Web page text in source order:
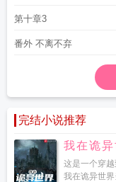
第十章3
番外 不离不弃
完结小说推荐
我在诡
这是一个穿
我在诡异世